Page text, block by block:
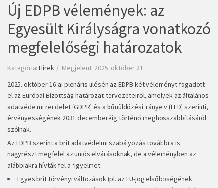
Új EDPB vélemények: az
Egyesült Királyságra vonatkozó
megfelelőségi határozatok
Kategória: Hírek
Megjelent: 2025. október 21.
2025. október 16-ai plenáris ülésén az EDPB két véleményt fogadott
el az Európai Bizottság határozat-tervezeteiről, amelyek az általános
adatvédelmi rendelet (GDPR) és a bűnüldözési irányelv (LED) szerinti,
érvényességének 2031 decemberéig történő meghosszabbításáról
szólnak.
Az EDPB szerint a brit adatvédelmi szabályozás továbbra is
nagyrészt megfelel az uniós elvárásoknak, de a véleményben az
alábbiakra hívták fel a figyelmet:
Egyes brit törvényi változások (pl. az EU-jog elsőbbségének